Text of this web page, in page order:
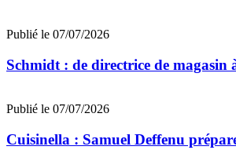
Publié le 07/07/2026
Schmidt : de directrice de
Publié le 07/07/2026
Cuisinella : Samuel Deffenu